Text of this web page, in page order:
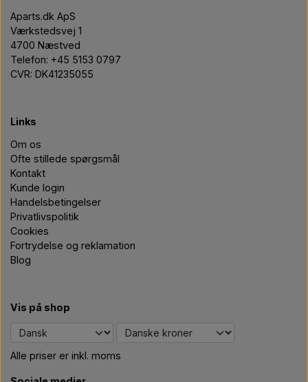
Aparts.dk ApS
Værkstedsvej 1
4700 Næstved
Telefon: +45 5153 0797
CVR: DK41235055
Links
Om os
Ofte stillede spørgsmål
Kontakt
Kunde login
Handelsbetingelser
Privatlivspolitik
Cookies
Fortrydelse og reklamation
Blog
Vis på shop
Alle priser er inkl. moms